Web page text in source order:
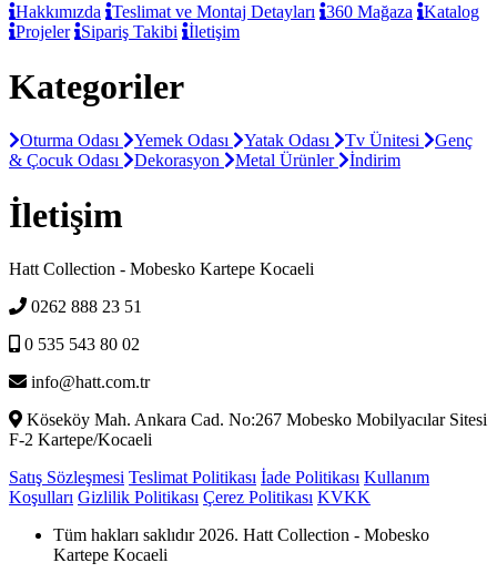
Hakkımızda Teslimat ve Montaj Detayları 360 Mağaza
Katalog
Projeler
Sipariş Takibi İletişim
Kategoriler
Oturma Odası Yemek Odası Yatak Odası Tv Ünitesi
Genç
& Çocuk Odası
Dekorasyon Metal Ürünler İndirim
İletişim
Hatt Collection - Mobesko Kartepe Kocaeli
0262 888 23 51
0 535 543 80 02
info@hatt.com.tr
Köseköy Mah. Ankara Cad. No:267 Mobesko Mobilyacılar Sitesi
F-2 Kartepe/Kocaeli
Satış Sözleşmesi Teslimat Politikası İade Politikası Kullanım
Koşulları Gizlilik Politikası Çerez Politikası KVKK
Tüm hakları saklıdır 2026. Hatt Collection - Mobesko
Kartepe Kocaeli